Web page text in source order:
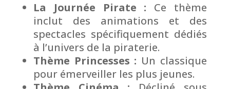
La Journée Pirate : Ce thème
inclut des animations et des
spectacles spécifiquement dédiés
à l’univers de la piraterie.
Thème Princesses : Un classique
pour émerveiller les plus jeunes.